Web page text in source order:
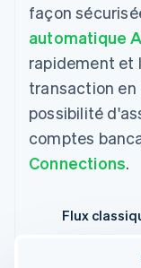
façon
automatique
rapidement et
transaction en
possibilité
comptes
Connections.
Flux